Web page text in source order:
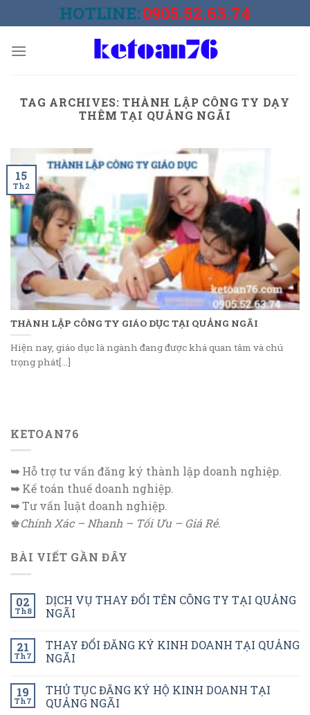
to
HOTLINE:0905.52.63.74
TAG ARCHIVES:THÀNH LẬP CÔNG TY DẠY
THÊM TẠI QUẢNG NGÃI
THÀNH LẬP CÔNG TY GIÁO DỤC TẠI QUẢNG NGÃI
Hiện nay, giáo dục là ngành đang được khá quan tâm và chú
trọng phát[...]
15
Th2
KETOAN76
➥Hỗ trợ tư vấn đăng ký thành lập doanh nghiệp.
➥Kế toán thuế doanh nghiệp.
➥Tư vấn luật doanh nghiệp.
♚Chính Xác – Nhanh – Tối Ưu – Giá Rẻ.
BÀI VIẾT GẦN ĐÂY
02
Th8
DỊCH VỤ THAY ĐỔI TÊN CÔNG TY TẠI QUẢNG
NGÃI
21
Th7
THAY ĐỔI ĐĂNG KÝ KINH DOANH TẠI QUẢNG
NGÃI
19
Th7
THỦ TỤC ĐĂNG KÝ HỘ KINH DOANH TẠI
QUẢNG NGÃI